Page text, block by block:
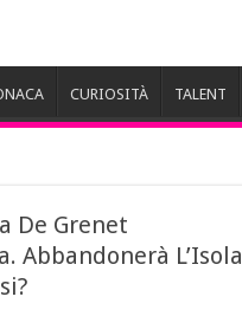
CURIOSITÀ TALENT
De Grenet
Abbandonerà L’Isola